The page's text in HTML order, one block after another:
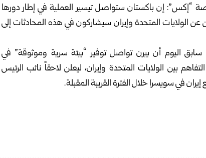
“إكس”: إن باكستان ستواصل تيسير العملية في إطار دورها
المتحدة وإيران سيشاركون في هذه المحادثات إلى
اليوم أن بيرن تواصل توفير “بيئة سرية وموثوقة” في
بين الولايات المتحدة وإيران، ليعلن لاحقاً نائب الرئيس
في سويسرا خلال الفترة القريبة المقبلة.